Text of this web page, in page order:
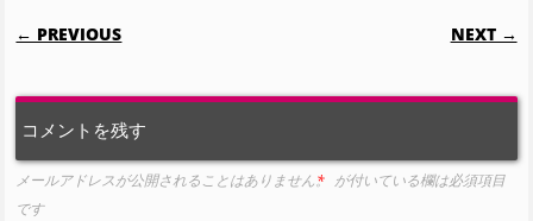
POST NAVIGATION
← PREVIOUS NEXT →
コメントを残す
メールアドレスが公開されることはありません。
* が付いている欄は必須項目
です